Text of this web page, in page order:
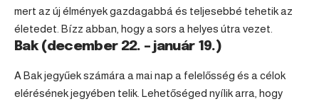
mert az új élmények gazdagabbá és teljesebbé tehetik az
életedet. Bízz abban, hogy a sors a helyes útra vezet.
Bak (december 22. – január 19.)
A Bakjegyűek számára a mai nap a felelősség és a célok
elérésének jegyében telik. Lehetőséged nyílik arra, hogy